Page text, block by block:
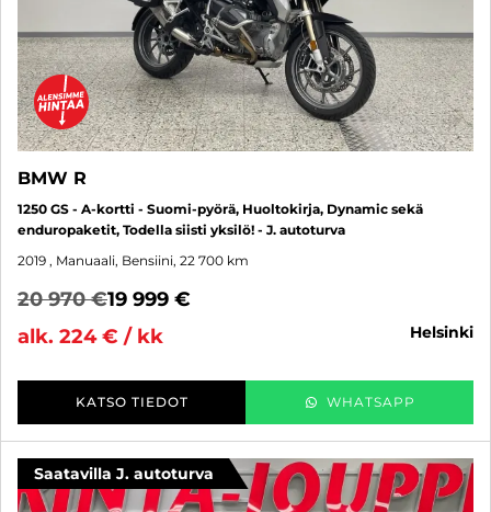
BMW R
1250 GS - A-kortti - Suomi-pyörä, Huoltokirja, Dynamic sekä
enduropaketit, Todella siisti yksilö! - J. autoturva
2019 , Manuaali, Bensiini, 22 700 km
20 970 €19 999 €
alk. 224 € / kk
helsinki
KATSO TIEDOT WHATSAPP
Saatavilla J. autoturva